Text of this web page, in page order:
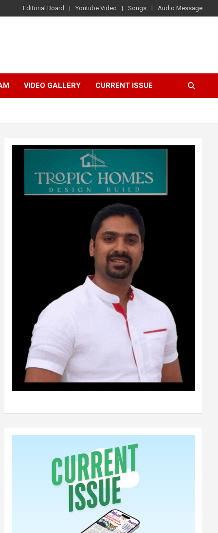
Editorial Board Youtube Video Songs Audio Message
VIDEO GALLERY CURRENT ISSUE